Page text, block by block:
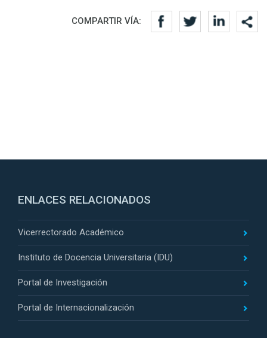
Redes sociales
COMPARTIR VÍA:
ENLACES RELACIONADOS
Vicerrectorado Académico
Instituto de Docencia Universitaria (IDU)
Portal de Investigación
Portal de Internacionalización